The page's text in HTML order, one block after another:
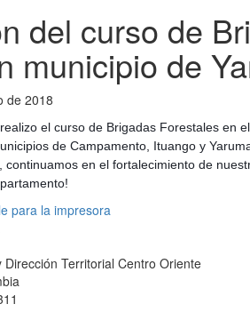
del curso de
municipio de
de 2018
el curso de Brigadas Forestales en
de Campamento, Ituango y
continuamos en el fortalecimiento de
Dirección Territorial Centro Oriente